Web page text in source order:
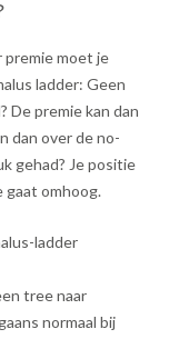
premie moet je
ladder: Geen
De premie kan dan
dan over de no-
gehad? Je positie
gaat omhoog.
ladder
tree naar
normaal bij